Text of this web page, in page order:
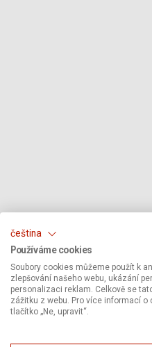
čeština
Používáme cookies
Soubory cookies můžeme použít k
zlepšování našeho webu, ukázání
personalizaci reklam. Celkově se
zážitku z webu. Pro více informací
tlačítko „Ne, upravit“.